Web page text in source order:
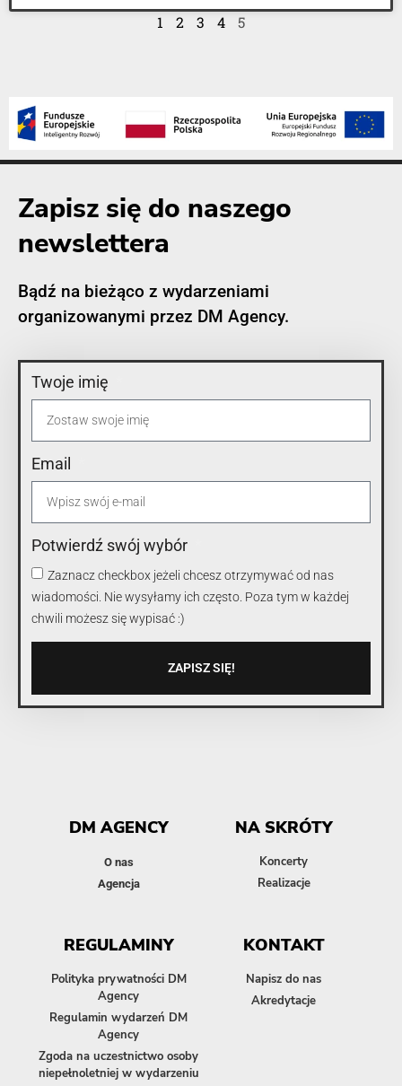
1 2 3 4 5
Zapisz się do naszego
newslettera
Bądź na bieżąco z wydarzeniami
organizowanymi przez DM Agency.
Twoje imię
Email
Potwierdź swój wybór
Zaznacz checkbox jeżeli chcesz otrzymywać od nas
wiadomości. Nie wysyłamy ich często. Poza tym w każdej
chwili możesz się wypisać :)
ZAPISZ SIĘ!
DM AGENCY
O nas
Agencja
NA SKRÓTY
Koncerty
Realizacje
REGULAMINY
Polityka prywatności DM
Agency
Regulamin wydarzeń DM
Agency
Zgoda na uczestnictwo osoby
niepełnoletniej w wydarzeniu
KONTAKT
Napisz do nas
Akredytacje